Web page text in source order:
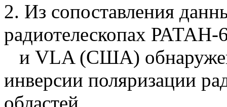
2. Из сопоставления
радиотелескопах РАТАН-
и VLA (США)
инверсии поляризации